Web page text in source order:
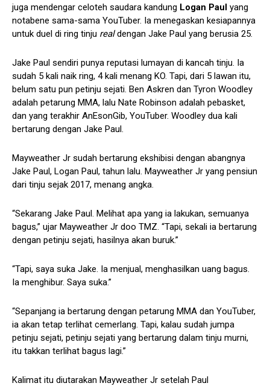
juga mendengar celoteh saudara kandung Logan Paul yang
notabene sama-sama YouTuber. Ia menegaskan kesiapannya
untuk duel di ring tinju realdengan Jake Paul yang berusia 25.
Jake Paul sendiri punya reputasi lumayan di kancah tinju. Ia
sudah 5 kali naik ring, 4 kali menang KO. Tapi, dari 5 lawan itu,
belum satu pun petinju sejati. Ben Askren dan Tyron Woodley
adalah petarung MMA, lalu Nate Robinson adalah pebasket,
dan yang terakhir AnEsonGib, YouTuber. Woodley dua kali
bertarung dengan Jake Paul.
Mayweather Jr sudah bertarung ekshibisi dengan abangnya
Jake Paul, Logan Paul, tahun lalu. Mayweather Jr yang pensiun
dari tinju sejak 2017, menang angka.
“Sekarang Jake Paul. Melihat apa yang ia lakukan, semuanya
bagus,” ujar Mayweather Jr doo TMZ. “Tapi, sekali ia bertarung
dengan petinju sejati, hasilnya akan buruk.”
“Tapi, saya suka Jake. Ia menjual, menghasilkan uang bagus.
Ia menghibur. Saya suka.”
“Sepanjang ia bertarung dengan petarung MMA dan YouTuber,
ia akan tetap terlihat cemerlang. Tapi, kalau sudah jumpa
petinju sejati, petinju sejati yang bertarung dalam tinju murni,
itu takkan terlihat bagus lagi.”
Kalimat itu diutarakan Mayweather Jr setelah Paul